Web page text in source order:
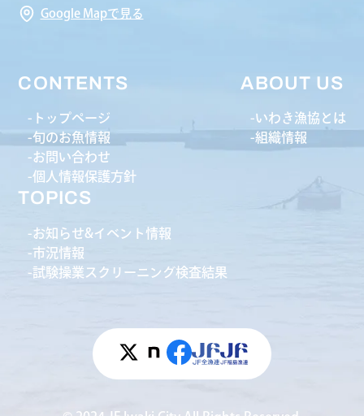
Google Mapで見る
CONTENTS
トップページ
旬のお魚情報
お問い合わせ
個人情報保護方針
ABOUT US
いわき漁協とは
組織情報
TOPICS
お知らせ&イベント情報
市況情報
試験操業スクリーニング検査結果